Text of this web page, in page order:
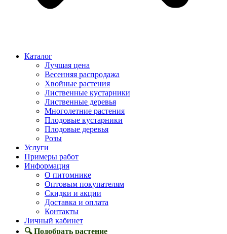
Каталог
Лучшая цена
Весенняя распродажа
Хвойные растения
Лиственные кустарники
Лиственные деревья
Многолетние растения
Плодовые кустарники
Плодовые деревья
Розы
Услуги
Примеры работ
Информация
О питомнике
Оптовым покупателям
Скидки и акции
Доставка и оплата
Контакты
Личный кабинет
🔍 Подобрать растение